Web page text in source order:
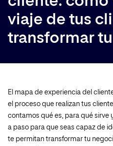
viaje de tus
transformar
El mapa de experiencia del
el proceso que realizan tus
contamos qué es, para qué sirve
a paso para que seas capaz de
te permitan transformar tu